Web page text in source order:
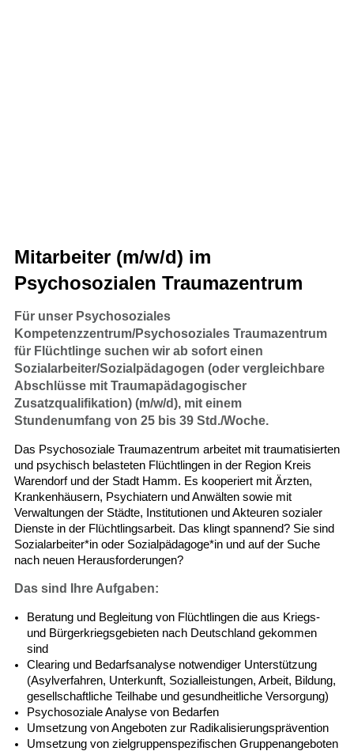
Mitarbeiter (m/w/d) im
Psychosozialen Traumazentrum
Für unser Psychosoziales
Kompetenzzentrum/Psychosoziales Traumazentrum
für Flüchtlinge suchen wir ab sofort einen
Sozialarbeiter/Sozialpädagogen (oder vergleichbare
Abschlüsse mit Traumapädagogischer
Zusatzqualifikation) (m/w/d), mit einem
Stundenumfang von 25 bis 39 Std./Woche.
Das Psychosoziale Traumazentrum arbeitet mit traumatisierten
und psychisch belasteten Flüchtlingen in der Region Kreis
Warendorf und der Stadt Hamm. Es kooperiert mit Ärzten,
Krankenhäusern, Psychiatern und Anwälten sowie mit
Verwaltungen der Städte, Institutionen und Akteuren sozialer
Dienste in der Flüchtlingsarbeit. Das klingt spannend? Sie sind
Sozialarbeiter*in oder Sozialpädagoge*in und auf der Suche
nach neuen Herausforderungen?
Das sind Ihre Aufgaben:
Beratung und Begleitung von Flüchtlingen die aus Kriegs-
und Bürgerkriegsgebieten nach Deutschland gekommen
sind
Clearing und Bedarfsanalyse notwendiger Unterstützung
(Asylverfahren, Unterkunft, Sozialleistungen, Arbeit, Bildung,
gesellschaftliche Teilhabe und gesundheitliche Versorgung)
Psychosoziale Analyse von Bedarfen
Umsetzung von Angeboten zur Radikalisierungsprävention
Umsetzung von zielgruppenspezifischen Gruppenangeboten